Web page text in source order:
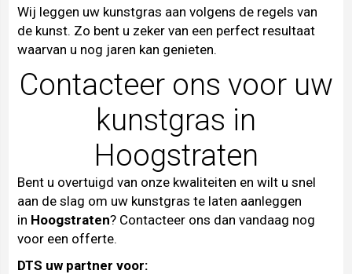
Wij leggen uw kunstgras aan volgens de regels van
de kunst. Zo bent u zeker van een perfect resultaat
waarvan u nog jaren kan genieten.
Contacteer ons voor uw
kunstgras in
Hoogstraten
Bent u overtuigd van onze kwaliteiten en wilt u snel
aan de slag om uw kunstgras te laten aanleggen
in Hoogstraten? Contacteerons dan vandaag nog
voor een offerte.
DTS uw partner voor: